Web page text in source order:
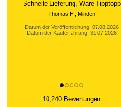
Schnelle Lieferung, Ware Tipptopp
Thomas H., Minden
Datum der Veröffentlichung: 07.08.2026
Datum der Kauferfahrung: 31.07.2026
10,240 Bewertungen